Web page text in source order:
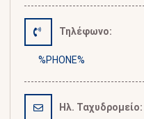
Τηλέφωνο:
%PHONE%
Ηλ. Ταχυδρομείο: